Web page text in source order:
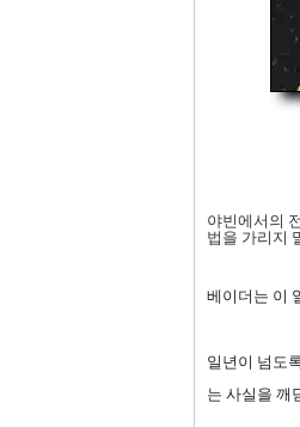
야빈에서의
법을 가리지
베이더는 이
일년이 넘도
는 사실을 깨